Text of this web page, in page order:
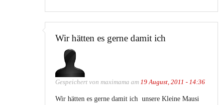
Wir hätten es gerne damit ich
Gespeichert von maximama am 19 August, 2011 - 14:36
Wir hätten es gerne damit ich unsere Kleine Mausi